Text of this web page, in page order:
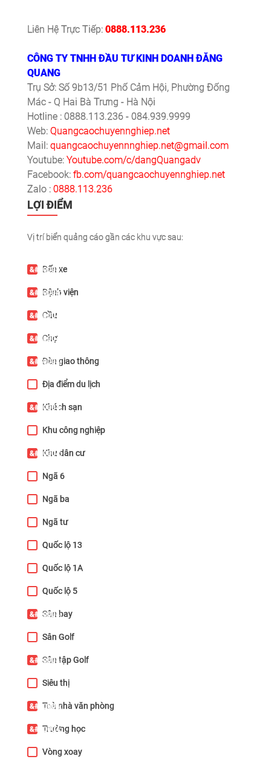
Liên Hệ Trực Tiếp: 0888.113.236
CÔNG TY TNHH ĐẦU TƯ KINH DOANH ĐĂNG
QUANG
Trụ Sở: Số 9b13/51 Phố Cảm Hội, Phường Đống
Mác - Q Hai Bà Trưng - Hà Nội
Hotline : 0888.113.236 - 084.939.9999
Web: Quangcaochuyennghiep.net
Mail: quangcaochuyennnghiep.net@gmail.com
Youtube: Youtube.com/c/dangQuangadv
Facebook: fb.com/quangcaochuyennghiep.net
Zalo : 0888.113.236
LỢI ĐIỂM
Vị trí biển quảng cáo gần các khu vực sau:
Bến xe
Bệnh viện
Cầu
Chợ
Đèn giao thông
Địa điểm du lịch
Khách sạn
Khu công nghiệp
Khu dân cư
Ngã 6
Ngã ba
Ngã tư
Quốc lộ 13
Quốc lộ 1A
Quốc lộ 5
Sân bay
Sân Golf
Sân tập Golf
Siêu thị
Toà nhà văn phòng
Trường học
Vòng xoay